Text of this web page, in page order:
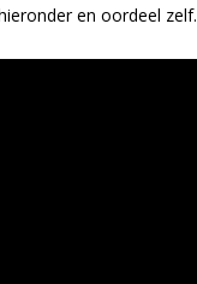
en oordeel zelf.